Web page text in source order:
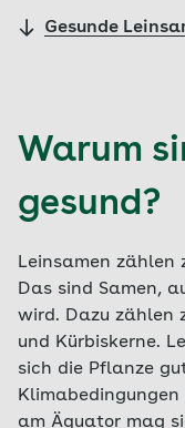
Gesunde
Warum
gesund?
Leinsamen zählen
Das sind Samen,
wird. Dazu zählen
und Kürbiskerne.
sich die Pflanze
am Äquator mag